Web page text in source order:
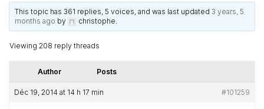
This topic has 361 replies, 5 voices, and was last updated3 years, 5
months ago by christophe.
Viewing 208 reply threads
Author Posts
Déc 19, 2014 at 14 h 17 min #101259